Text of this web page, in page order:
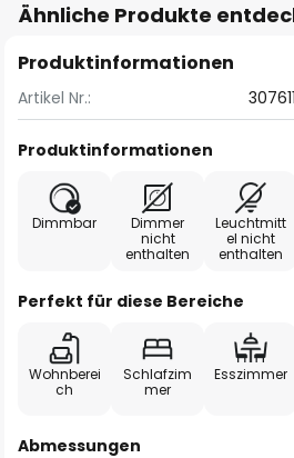
Ähnliche Produkte
Produktinformationen
Artikel Nr.:
Produktinformationen
Dimmbar
Dimmer
nicht
enthalten
Leuchtmitt
el nicht
enthalten
Perfekt für diese Bereiche
Wohnberei
ch
Schlafzim
mer
Esszimmer
Abmessungen